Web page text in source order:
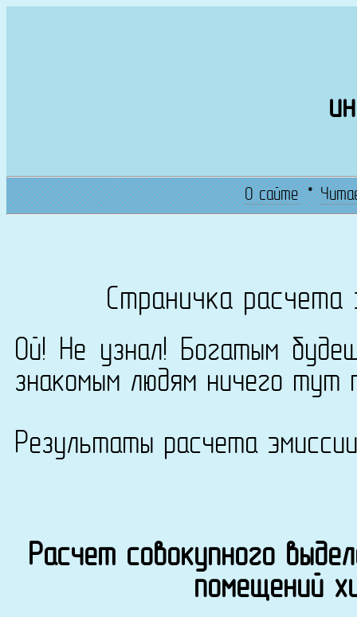
О сайте*
Страничка
Ой! Не узнал! Богатым
знакомым людям ничего тут
Результаты расчета
Расчет совокупного
помещений